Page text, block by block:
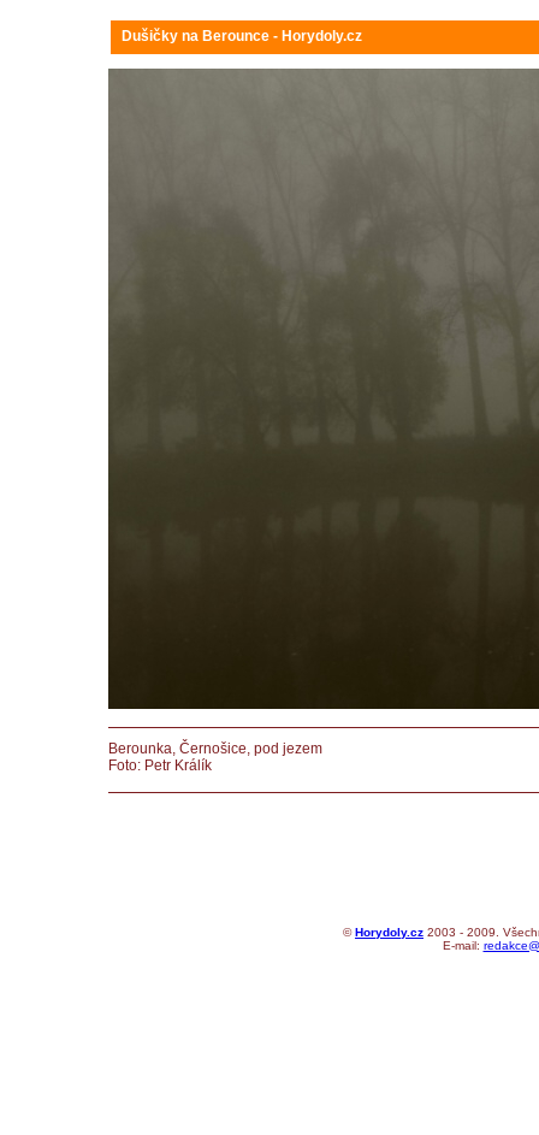
Dušičky na Berounce - Horydoly.cz
Berounka, Černošice, pod jezem
Foto: Petr Králík
©Horydoly.cz 2003 - 2009.
E-mail: